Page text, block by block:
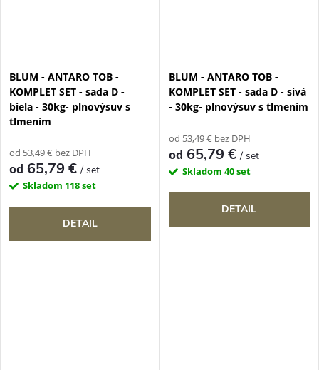
BLUM - ANTARO TOB -
KOMPLET SET - sada D -
biela - 30kg- plnovýsuv s
tlmením
od 53,49 € bez DPH
od 65,79 €/ set
Skladom 118 set
DETAIL
BLUM - ANTARO TOB -
KOMPLET SET - sada D - sivá
- 30kg- plnovýsuv s tlmením
od 53,49 € bez DPH
od 65,79 €/ set
Skladom 40 set
DETAIL